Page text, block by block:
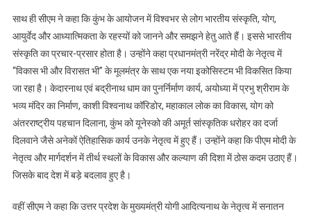
साथ ही सीएम ने कहा कि कुंभ के आयोजन में विश्वभर से लोग भारतीय संस्कृति, योग,
आयुर्वेद और आध्यात्मिकता के रहस्यों को जानने और समझने हेतु आते हैं। इससे भारतीय
संस्कृति का प्रचार-प्रसार होता है। उन्होंने कहा प्रधानमंत्री नरेंद्र मोदी के नेतृत्व में
“विकास भी और विरासत भी” के मूलमंत्र के साथ एक नया इकोसिस्टम भी विकसित किया
जा रहा है। केदारनाथ एवं बद्रीनाथ धाम का पुनर्निर्माण कार्य, अयोध्या में प्रभु श्रीराम के
भव्य मंदिर का निर्माण, काशी विश्वनाथ कॉरिडोर, महाकाल लोक का विकास, योग को
अंतरराष्ट्रीय पहचान दिलाना, कुंभ को यूनेस्को की अमूर्त सांस्कृतिक धरोहर का दर्जा
दिलवाने जैसे अनेकों ऐतिहासिक कार्य उनके नेतृत्व में हुए हैं। उन्होंने कहा कि पीएम मोदी के
नेतृत्व और मार्गदर्शन में तीर्थ स्थलों के विकास और कल्याण की दिशा में ठोस कदम उठाए हैं।
जिसके बाद देश में बड़े बदलाव हुए है।
वहीं सीएम ने कहा कि उत्तर प्रदेश के मुख्यमंत्री योगी आदित्यनाथ के नेतृत्व में सनातन